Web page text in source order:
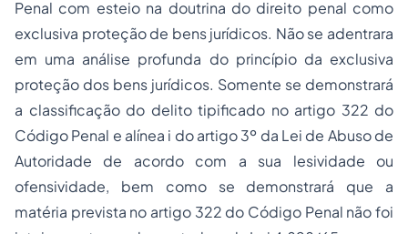
Penal com esteio na doutrina do direito penal como
exclusiva proteção de bens jurídicos. Não se adentrara
em uma análise profunda do princípio da exclusiva
proteção dos bens jurídicos. Somente se demonstrará
a classificação do delito tipificado no artigo 322 do
Código Penal e alínea i do artigo 3º da Lei de Abuso de
Autoridade de acordo com a sua lesividade ou
ofensividade, bem como se demonstrará que a
matéria prevista no artigo 322 do Código Penal não foi